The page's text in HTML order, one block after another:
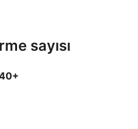
sayısı